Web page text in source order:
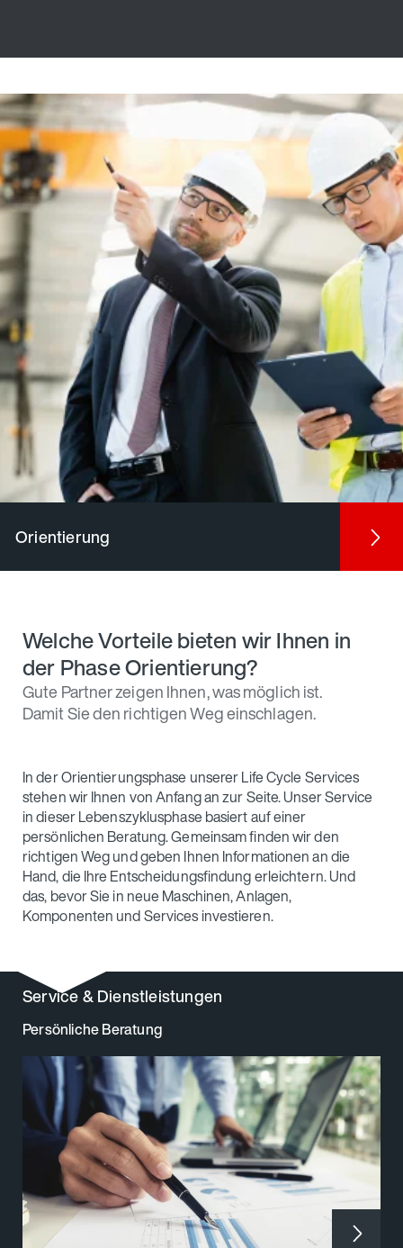
Orientierung
Welche Vorteile bieten wir Ihnen in
der Phase Orientierung?
Gute Partner zeigen Ihnen, was möglich ist.
Damit Sie den richtigen Weg einschlagen.
In der Orientierungsphase unserer Life Cycle Services
stehen wir Ihnen von Anfang an zur Seite. Unser Service
in dieser Lebenszyklusphase basiert auf einer
persönlichen Beratung. Gemeinsam finden wir den
richtigen Weg und geben Ihnen Informationen an die
Hand, die Ihre Entscheidungsfindung erleichtern. Und
das, bevor Sie in neue Maschinen, Anlagen,
Komponenten und Services investieren.
Service & Dienstleistungen
Persönliche Beratung